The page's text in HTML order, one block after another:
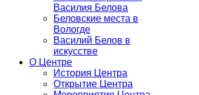
Василия Белова
Беловские места в
Вологде
Василий Белов в
искусстве
О Центре
История Центра
Открытие Центра